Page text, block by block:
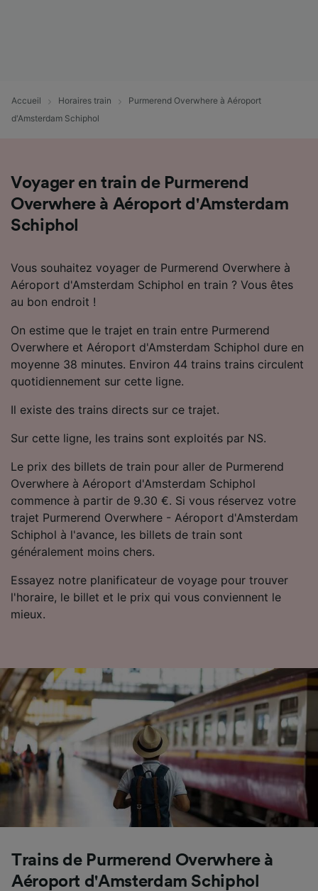
Accueil Horaires train
Purmerend Overwhere à Aéroport
d'Amsterdam Schiphol
Voyager en train de Purmerend
Overwhere à Aéroport d'Amsterdam
Schiphol
Vous souhaitez voyager de Purmerend Overwhere à
Aéroport d'Amsterdam Schiphol en train ? Vous êtes
au bon endroit !
On estime que le trajet en train entre Purmerend
Overwhere et Aéroport d'Amsterdam Schiphol dure en
moyenne 38 minutes. Environ 44 trains trains circulent
quotidiennement sur cette ligne.
Il existe des trains directs sur ce trajet.
Sur cette ligne, les trains sont exploités par NS.
Le prix des billets de train pour aller de Purmerend
Overwhere à Aéroport d'Amsterdam Schiphol
commence à partir de 9.30 €. Si vous réservez votre
trajet Purmerend Overwhere - Aéroport d'Amsterdam
Schiphol à l'avance, les billets de train sont
généralement moins chers.
Essayez notre planificateur de voyage pour trouver
l'horaire, le billet et le prix qui vous conviennent le
mieux.
Trains de Purmerend Overwhere à
Aéroport d'Amsterdam Schiphol
performance des publicités et du contenu,
services.